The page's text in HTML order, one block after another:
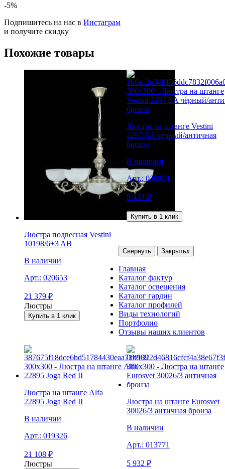
-5%
Подпишитесь на нас в Инстаграм
и получите скидку
Похожие товары
Люстра подвесная Vestini
10198/6+3 AB
В наличии
Арт.: 020653
21 379 ₽
Люстры
Купить в 1 клик
Люстра на штанге Vestini
2297-5A чёрный/античная
бронза
В наличии
Арт.:020854
8 433 ₽
Купить в 1 клик
Люстра на штанге Alfa
22895 Joga Red II
В наличии
Арт.: 019326
21 108 ₽
Люстры
Люстра на штанге Eurosvet
30026/3 античная бронза
В наличии
Арт.: 013771
5 932 ₽
Свернуть Закрытьx
Главная
Каталог фактур
Каталог освещения
Каталог гардин
Каталог профилей
Виды технологий
Портфолио
Отзывы наших клиентов